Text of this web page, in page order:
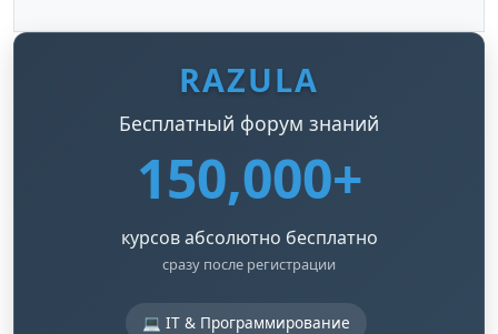
RAZULA
Бесплатный форум знаний
150,000+
курсов абсолютно бесплатно
сразу после регистрации
💻 IT & Программирование